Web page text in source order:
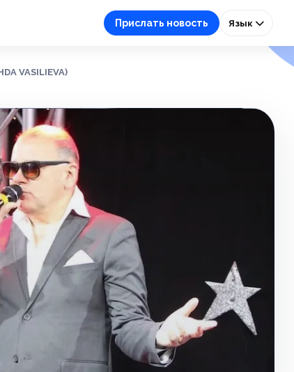
Прислать новость Язык
VASILIEVA)